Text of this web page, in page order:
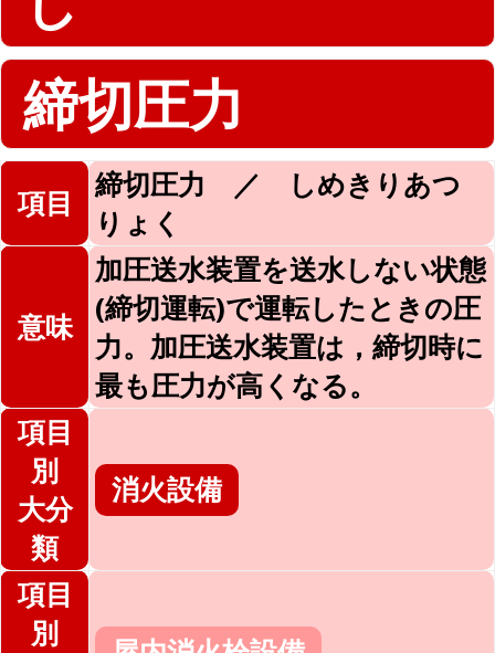
締切圧力
項目
締切圧力 ／ しめきりあつ
りょく
意味
加圧送水装置を送水しない状態
(締切運転)で運転したときの圧
力。加圧送水装置は，締切時に
最も圧力が高くなる。
項目
別
大分
類
消火設備
項目
別